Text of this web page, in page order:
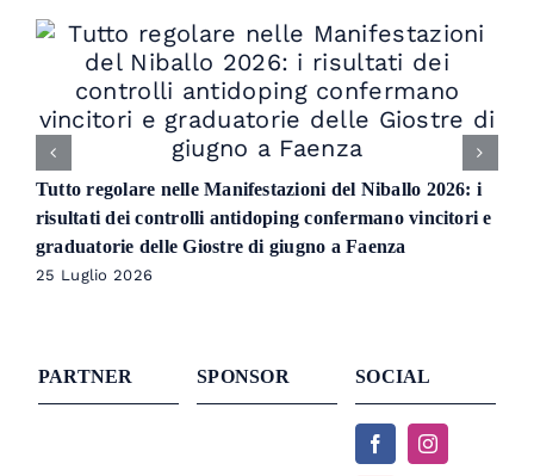
Tutto regolare nelle Manifestazioni del Niballo 2026: i
risultati dei controlli antidoping confermano vincitori e
graduatorie delle Giostre di giugno a Faenza
25 Luglio 2026
PARTNER SPONSOR SOCIAL